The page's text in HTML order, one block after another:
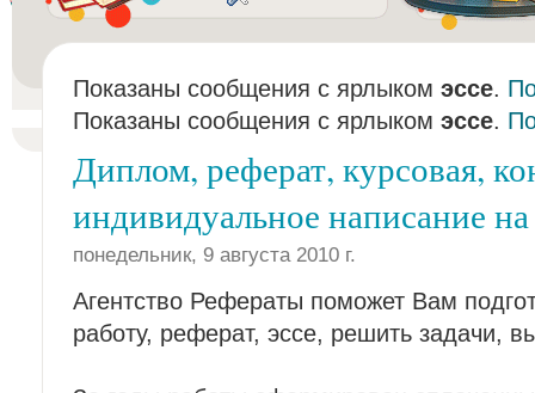
Показаны сообщения с ярлыком эссе.
Показаны сообщения с ярлыком эссе.
Диплом, реферат, курсовая,
индивидуальное написание на
понедельник, 9 августа 2010 г.
Агентство Рефераты поможет Вам
работу, реферат, эссе, решить задачи,